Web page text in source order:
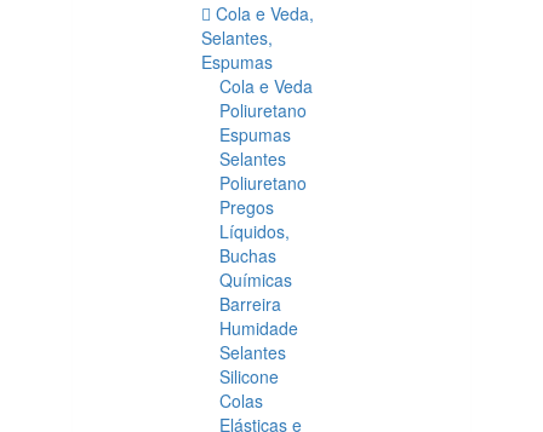
Cola e Veda,
Selantes,
Espumas
Cola e Veda
Poliuretano
Espumas
Selantes
Poliuretano
Pregos
Líquidos,
Buchas
Químicas
Barreira
Humidade
Selantes
Silicone
Colas
Elásticas e